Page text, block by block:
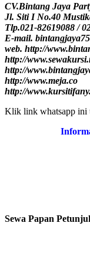
CV.Bintang Jaya
Jl. Siti I No.40
Tlp.021-82619088 /
E-mail.
web. http://
http://
http://
http://www.meja.co
http://
Klik link whatsapp ini
Sewa Papan